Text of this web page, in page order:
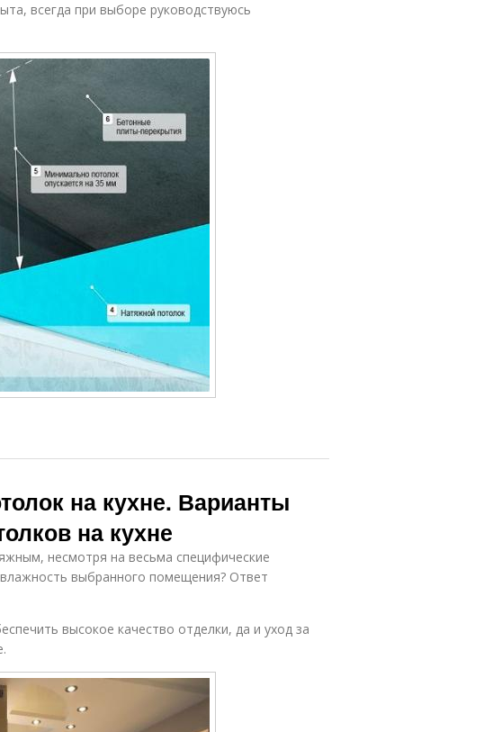
всегда при выборе руководствуюсь
на кухне. Варианты
на кухне
несмотря на весьма специфические
выбранного помещения? Ответ
высокое качество отделки, да и уход за